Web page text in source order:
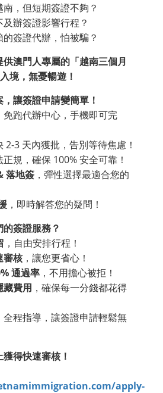
，但短期簽證不夠？
辦簽證影響行程？
簽證代辦，怕被騙？
澳門人專屬的「越南三個月
境，無憂暢遊！
讓簽證申請變簡單！
免跑代辦中心，手機即可完
2-3 天內獲批，告別等待焦慮！
正規，確保 100% 安全可靠！
落地簽 ，彈性選擇最適合您的
，即時解答您的疑問！
簽證服務？
，自由安排行程！
審核，讓您更省心！
通過率 ，不用擔心被拒！
藏費用 ，確保每一分錢都花得
全程指導，讓簽證申請輕鬆無
得快速審核！
apply-